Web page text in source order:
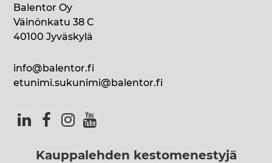
Balentor Oy
Väinönkatu 38 C
40100 Jyväskylä
info@balentor.fi
etunimi.sukunimi@balentor.fi
Kauppalehden kestomenestyjä